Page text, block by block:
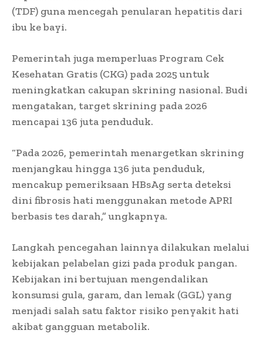
(TDF) guna mencegah penularan hepatitis dari
ibu ke bayi.
Pemerintah juga memperluas Program Cek
Kesehatan Gratis (CKG) pada 2025 untuk
meningkatkan cakupan skrining nasional. Budi
mengatakan, target skrining pada 2026
mencapai 136 juta penduduk.
“Pada 2026, pemerintah menargetkan skrining
menjangkau hingga 136 juta penduduk,
mencakup pemeriksaan HBsAg serta deteksi
dini fibrosis hati menggunakan metode APRI
berbasis tes darah,” ungkapnya.
Langkah pencegahan lainnya dilakukan melalui
kebijakan pelabelan gizi pada produk pangan.
Kebijakan ini bertujuan mengendalikan
konsumsi gula, garam, dan lemak (GGL) yang
menjadi salah satu faktor risiko penyakit hati
akibat gangguan metabolik.